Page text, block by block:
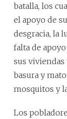
batalla, los
el apoyo de
desgracia, la
falta de
sus
basura y
mosquitos y
Los